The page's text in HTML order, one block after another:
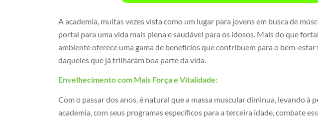
A academia, muitas vezes vista como um lugar para jovens em busca de
portal para uma vida mais plena e saudável para os idosos. Mais do que
ambiente oferece uma gama de benefícios que contribuem para o bem-estar
daqueles que já trilharam boa parte da vida.
Envelhecimento com Mais Força e Vitalidade:
Com o passar dos anos, é natural que a massa muscular diminua, levando à
academia, com seus programas específicos para a terceira idade, combate